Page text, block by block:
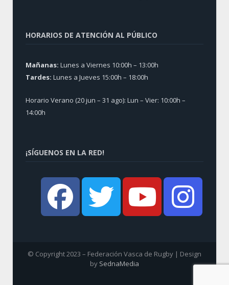
HORARIOS DE ATENCIÓN AL PÚBLICO
Mañanas: Lunes a Viernes 10:00h – 13:00h
Tardes: Lunes a Jueves 15:00h – 18:00h
Horario Verano (20 jun – 31 ago): Lun – Vier: 10:00h –
14:00h
¡SÍGUENOS EN LA RED!
© Copyright 2023 – Federación Vasca de Rugby | Design
by SednaMedia